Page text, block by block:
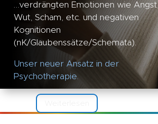
…verdrängten Emotionen wie Angst,
Wut, Scham, etc. und negativen
Kognitionen
(nK/Glaubenssätze/Schemata).
Unser neuer Ansatz in der
Psychotherapie.